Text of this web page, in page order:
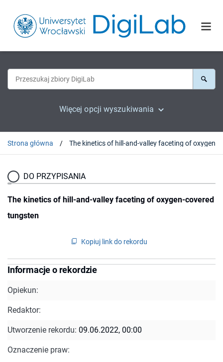
Więcej opcji wyszukiwania
Strona główna
DO PRZYPISANIA
The kinetics of hill-and-valley faceting of oxygen-covered
tungsten
Kopiuj link do rekordu
Informacje o rekordzie
Opiekun:
Redaktor:
Utworzenie rekordu: 09.06.2022, 00:00
Oznaczenie praw: